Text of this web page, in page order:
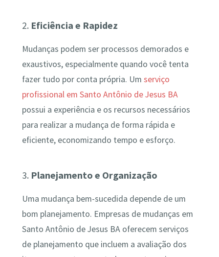
2. Eficiência e Rapidez
Mudanças podem ser processos demorados e
exaustivos, especialmente quando você tenta
fazer tudo por conta própria. Um serviço
profissional em Santo Antônio de Jesus BA
possui a experiência e os recursos necessários
para realizar a mudança de forma rápida e
eficiente, economizando tempo e esforço.
3. Planejamento e Organização
Uma mudança bem-sucedida depende de um
bom planejamento. Empresas de mudanças em
Santo Antônio de Jesus BA oferecem serviços
de planejamento que incluem a avaliação dos